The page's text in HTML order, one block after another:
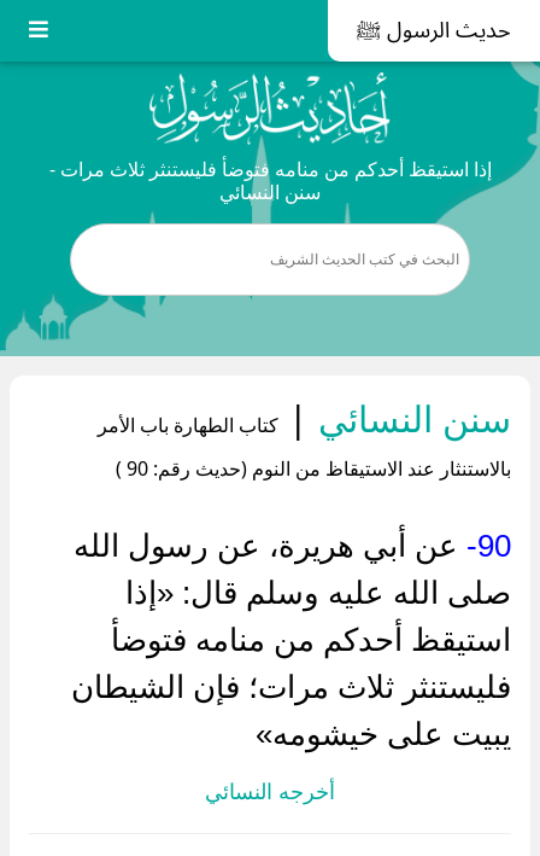
حديث الرسول ﷺ
إذا استيقظ أحدكم من منامه فتوضأ فليستنثر ثلاث مرات -
سنن النسائي
سنن النسائي |
كتاب الطهارة باب الأمر
بالاستنثار عند الاستيقاظ من النوم (حديث رقم: 90 )
90-
عن أبي هريرة، عن رسول الله
صلى الله عليه وسلم قال: «إذا
استيقظ أحدكم من منامه فتوضأ
فليستنثر ثلاث مرات؛ فإن الشيطان
يبيت على خيشومه»
أخرجه النسائي